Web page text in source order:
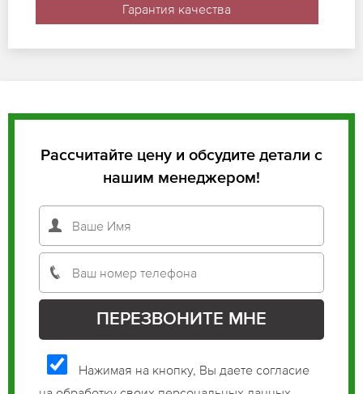
Гарантия качества
Рассчитайте цену и обсудите детали с
нашим менеджером!
Нажимая на кнопку, Вы даете согласие